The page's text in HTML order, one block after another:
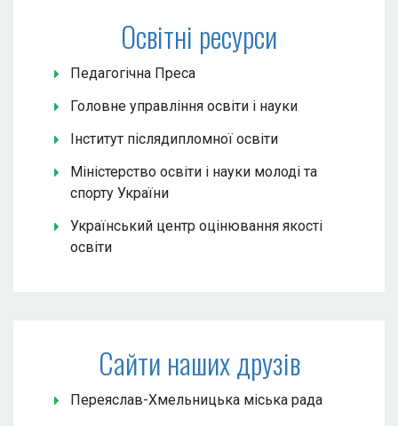
Освітні ресурси
Педагогічна Преса
Головне управління освіти і науки
Інститут післядипломної освіти
Міністерство освіти і науки молоді та
спорту України
Український центр оцінювання якості
освіти
Сайти наших друзів
Переяслав-Хмельницька міська рада